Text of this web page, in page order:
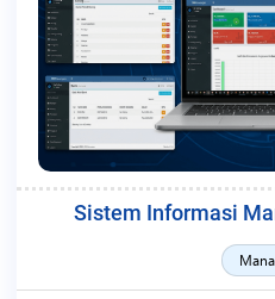
Sistem Informasi